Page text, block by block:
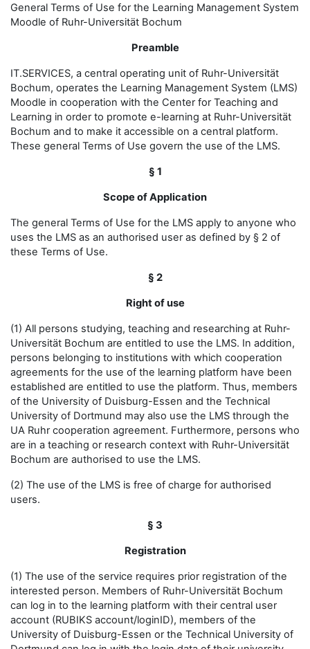
General Terms of Use for the Learning Management System
Moodle of Ruhr-Universität Bochum
Preamble
IT.SERVICES, a central operating unit of Ruhr-Universität
Bochum, operates the Learning Management System (LMS)
Moodle in cooperation with the Center for Teaching and
Learning in order to promote e-learning at Ruhr-Universität
Bochum and to make it accessible on a central platform.
These general Terms of Use govern the use of the LMS.
§ 1
Scope of Application
The general Terms of Use for the LMS apply to anyone who
uses the LMS as an authorised user as defined by § 2 of
these Terms of Use.
§ 2
Right of use
(1) All persons studying, teaching and researching at Ruhr-
Universität Bochum are entitled to use the LMS. In addition,
persons belonging to institutions with which cooperation
agreements for the use of the learning platform have been
established are entitled to use the platform. Thus, members
of the University of Duisburg-Essen and the Technical
University of Dortmund may also use the LMS through the
UA Ruhr cooperation agreement. Furthermore, persons who
are in a teaching or research context with Ruhr-Universität
Bochum are authorised to use the LMS.
(2) The use of the LMS is free of charge for authorised
users.
§ 3
Registration
(1) The use of the service requires prior registration of the
interested person. Members of Ruhr-Universität Bochum
can log in to the learning platform with their central user
account (RUBIKS account/loginID), members of the
University of Duisburg-Essen or the Technical University of